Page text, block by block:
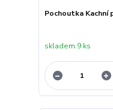
Pochoutka Kachní
skladem 9 ks